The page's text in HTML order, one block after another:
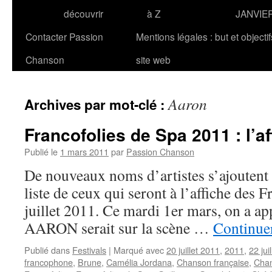
découvrir
à Z
Contacter Passion
Chanson
Mentions légales : but et
site web
Archives par mot-clé :Aaron
Francofolies de Spa 2011 :
Publié le 1 mars 2011 par Passion Chanson
De nouveaux noms d’artistes
liste de ceux qui seront à l’affiche des
juillet 2011. Ce mardi 1er mars, on a
AARON serait sur la scène …
Publié dans Festivals | Marqué avec20 juillet 2011, 2011, 22
francophone, Brune, Camélia Jordana, Chanson française,